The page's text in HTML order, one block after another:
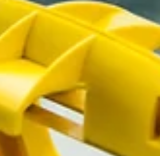
てしまう ・自分が育ってきた環境や人間関
係は慣れ親しんでいる環境なので同じよう
人を無意識に選ぶ ・親と似た人を選びトラ
ウマを再現して今度こそ自分は幸せになろ
としている ・安定型の人には惹かれずハラ
ハラさせられる相手に魅力を感じる。安定
の人といると、そのように不安にさせられ
い人間関係に慣れていないから、幸せなは
なのに居心地悪く感じてしまう ・自己価値
が自分の中で低いため、無意識に幸せにな
価値がないと自分で思っている。だから安
型の人といて幸せを感じると、逃げ出した